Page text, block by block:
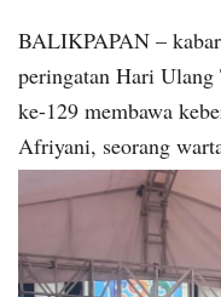
BALIKPAPAN –
peringatan Hari
ke-129 membawa
Afriyani, seorang